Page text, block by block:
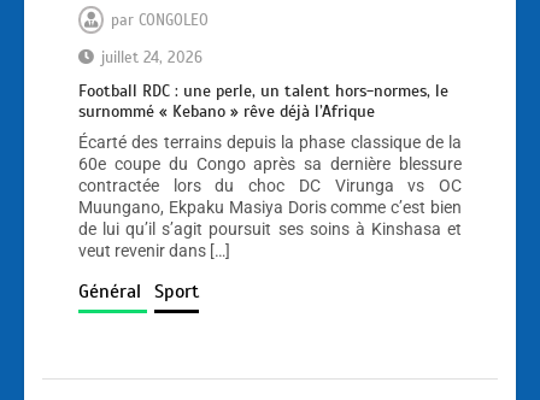
par CONGOLEO
juillet 24, 2026
Football RDC : une perle, un talent hors-normes, le
surnommé « Kebano » rêve déjà l’Afrique
Écarté des terrains depuis la phase classique de la
60e coupe du Congo après sa dernière blessure
contractée lors du choc DC Virunga vs OC
Muungano, Ekpaku Masiya Doris comme c’est bien
de lui qu’il s’agit poursuit ses soins à Kinshasa et
veut revenir dans […]
Général Sport